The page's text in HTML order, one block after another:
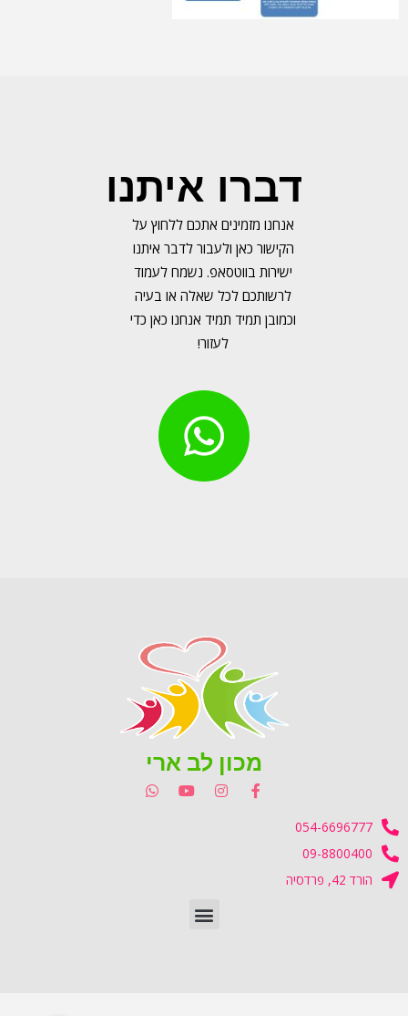
דברו איתנו
אנחנו מזמינים אתכם ללחוץ על
הקישור כאן ולעבור לדבר איתנו
ישירות בווטסאפ. נשמח לעמוד
לרשותכם לכל שאלה או בעיה
וכמובן תמיד תמיד אנחנו כאן כדי
לעזור!
054-6696777
09-8800400
הורד 42, פרדסיה
מכון לב ארי